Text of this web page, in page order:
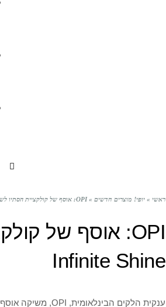
ראשי » יופי! מוצרים חדשים » OPI: אוסף של קולקציית הסתיו לשנת 2016 בסדרת Infinite Shine
Infinite Shine